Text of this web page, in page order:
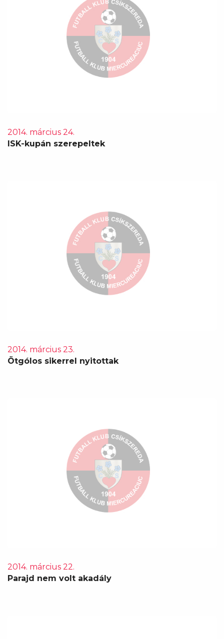
2014. március 24.
ISK-kupán szerepeltek
2014. március 23.
Ötgólos sikerrel nyitottak
2014. március 22.
Parajd nem volt akadály